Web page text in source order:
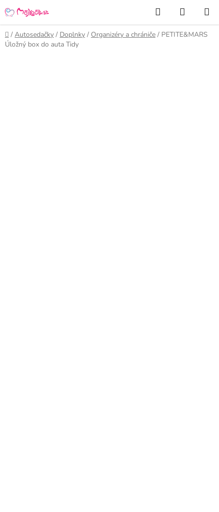
na
obsah
Hľadať
KOŠÍK
Domov
/ Autosedačky / Doplnky / Organizéry a chrániče / PETITE&MARS
Úložný box do auta Tidy